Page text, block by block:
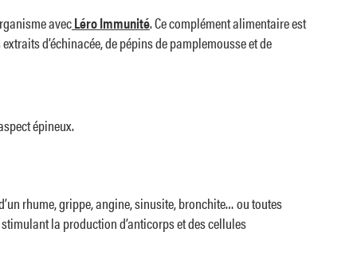
avecLéro Immunité. Ce complément alimentaire est
d’échinacée, de pépins de pamplemousse et de
épineux.
rhume, grippe, angine, sinusite, bronchite… ou toutes
la production d’anticorps et des cellules